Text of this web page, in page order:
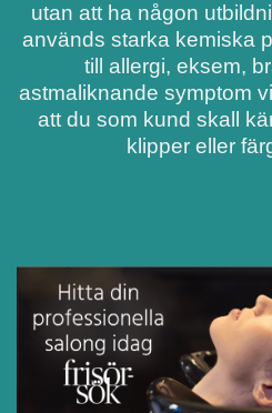
utan att ha någon
används starka kemiska
till allergi, eksem,
astmaliknande symptom
att du som kund skall
klipper eller